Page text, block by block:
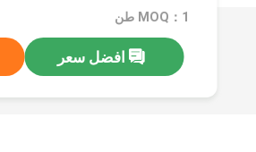
MOQ：1 طن
افضل سعر